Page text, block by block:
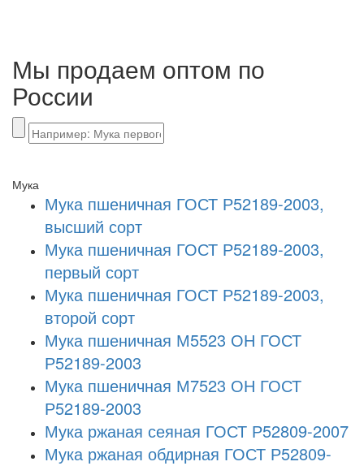
Мы продаем оптом по
России
Мука
Мука пшеничная ГОСТ Р52189-2003,
высший сорт
Мука пшеничная ГОСТ Р52189-2003,
первый сорт
Мука пшеничная ГОСТ Р52189-2003,
второй сорт
Мука пшеничная М5523 ОН ГОСТ
Р52189-2003
Мука пшеничная М7523 ОН ГОСТ
Р52189-2003
Мука ржаная сеяная ГОСТ Р52809-2007
Мука ржаная обдирная ГОСТ Р52809-